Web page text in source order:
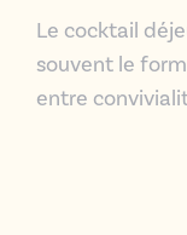
Le cocktail
souvent le
entre